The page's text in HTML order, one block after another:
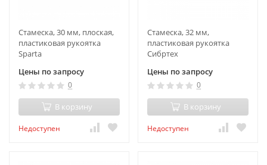
Стамеска, 30 мм, плоская,
пластиковая рукоятка
Sparta
Цены по запросу
0
В корзину
Недоступен
Стамеска, 32 мм,
пластиковая рукоятка
Сибртех
Цены по запросу
0
В корзину
Недоступен